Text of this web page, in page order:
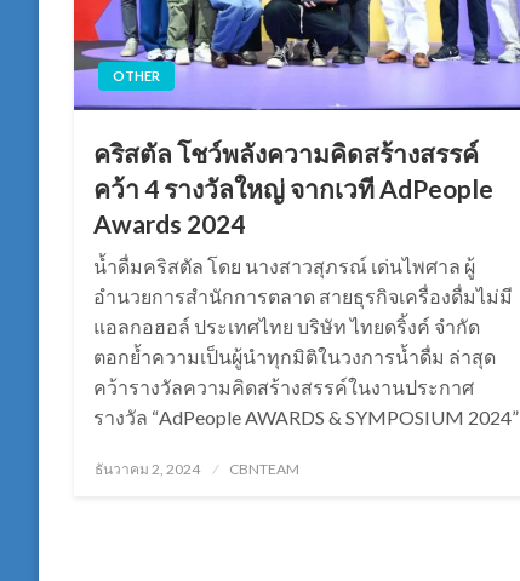
OTHER
คริสตัล โชว์พลังความคิดสร้างสรรค์
คว้า 4 รางวัลใหญ่ จากเวที AdPeople
Awards 2024
น้ำดื่มคริสตัล โดย นางสาวสุภรณ์ เด่นไพศาล ผู้
อำนวยการสำนักการตลาด สายธุรกิจเครื่องดื่มไม่มี
แอลกอฮอล์ ประเทศไทย บริษัท ไทยดริ้งค์ จำกัด
ตอกย้ำความเป็นผู้นำทุกมิติในวงการน้ำดื่ม ล่าสุด
คว้ารางวัลความคิดสร้างสรรค์ในงานประกาศ
รางวัล “AdPeople AWARDS & SYMPOSIUM 2024”
Posted
ธันวาคม 2, 2024 CBNTEAM